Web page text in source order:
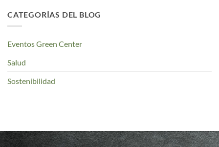
CATEGORÍAS DEL BLOG
Eventos Green Center
Salud
Sostenibilidad